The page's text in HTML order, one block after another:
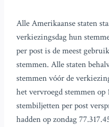
Alle Amerikaanse staten
verkiezingsdag hun
per post is de meest
stemmen. Alle staten
stemmen vóór de
het vervroegd stemmen op
stembiljetten per post
hadden op zondag